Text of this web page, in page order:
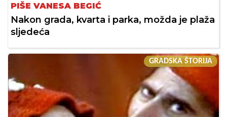
PIŠE VANESA BEGIĆ
Nakon grada, kvarta i parka, možda je plaža
sljedeća
GRADSKA ŠTORIJA